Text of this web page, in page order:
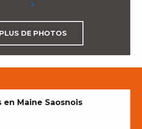
PLUS DE PHOTOS
Maine Saosnois